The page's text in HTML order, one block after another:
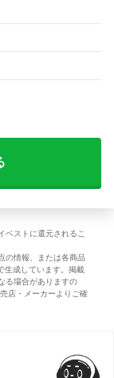
ベストに還元されるこ
の情報、または各商品
生成しています。掲載
る場合がありますの
店・メーカーよりご確